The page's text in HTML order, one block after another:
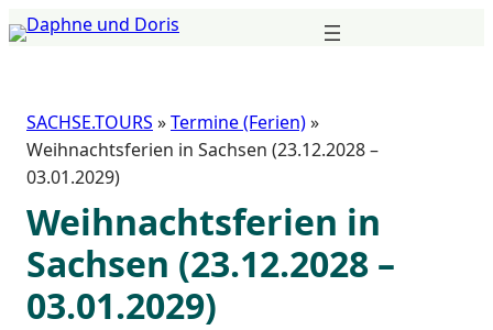
Zum
Inhalt
SACHSE.TOURS »Termine (Ferien)»
Weihnachtsferien in Sachsen (23.12.2028 –
03.01.2029)
Weihnachtsferien in
Sachsen (23.12.2028 –
03.01.2029)